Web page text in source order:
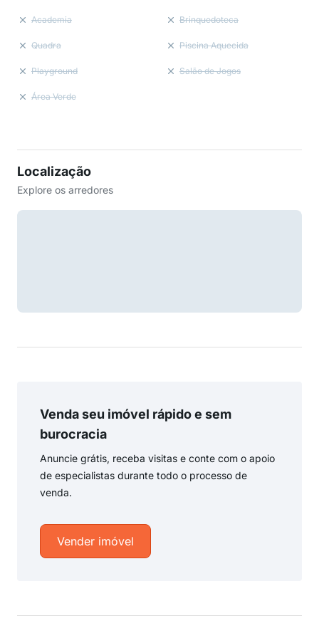
Academia Brinquedoteca
Quadra Piscina Aquecida
Playground Salão de Jogos
Área Verde
Localização
Explore os arredores
Venda seu imóvel rápido e sem
burocracia
Anuncie grátis, receba visitas e conte com o apoio
de especialistas durante todo o processo de
venda.
Vender imóvel